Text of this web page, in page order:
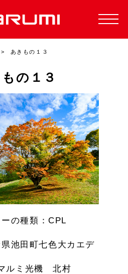
あきもの１３
の１３
の種類：CPL
池田町七色大カエデ
ルミ光機 北村